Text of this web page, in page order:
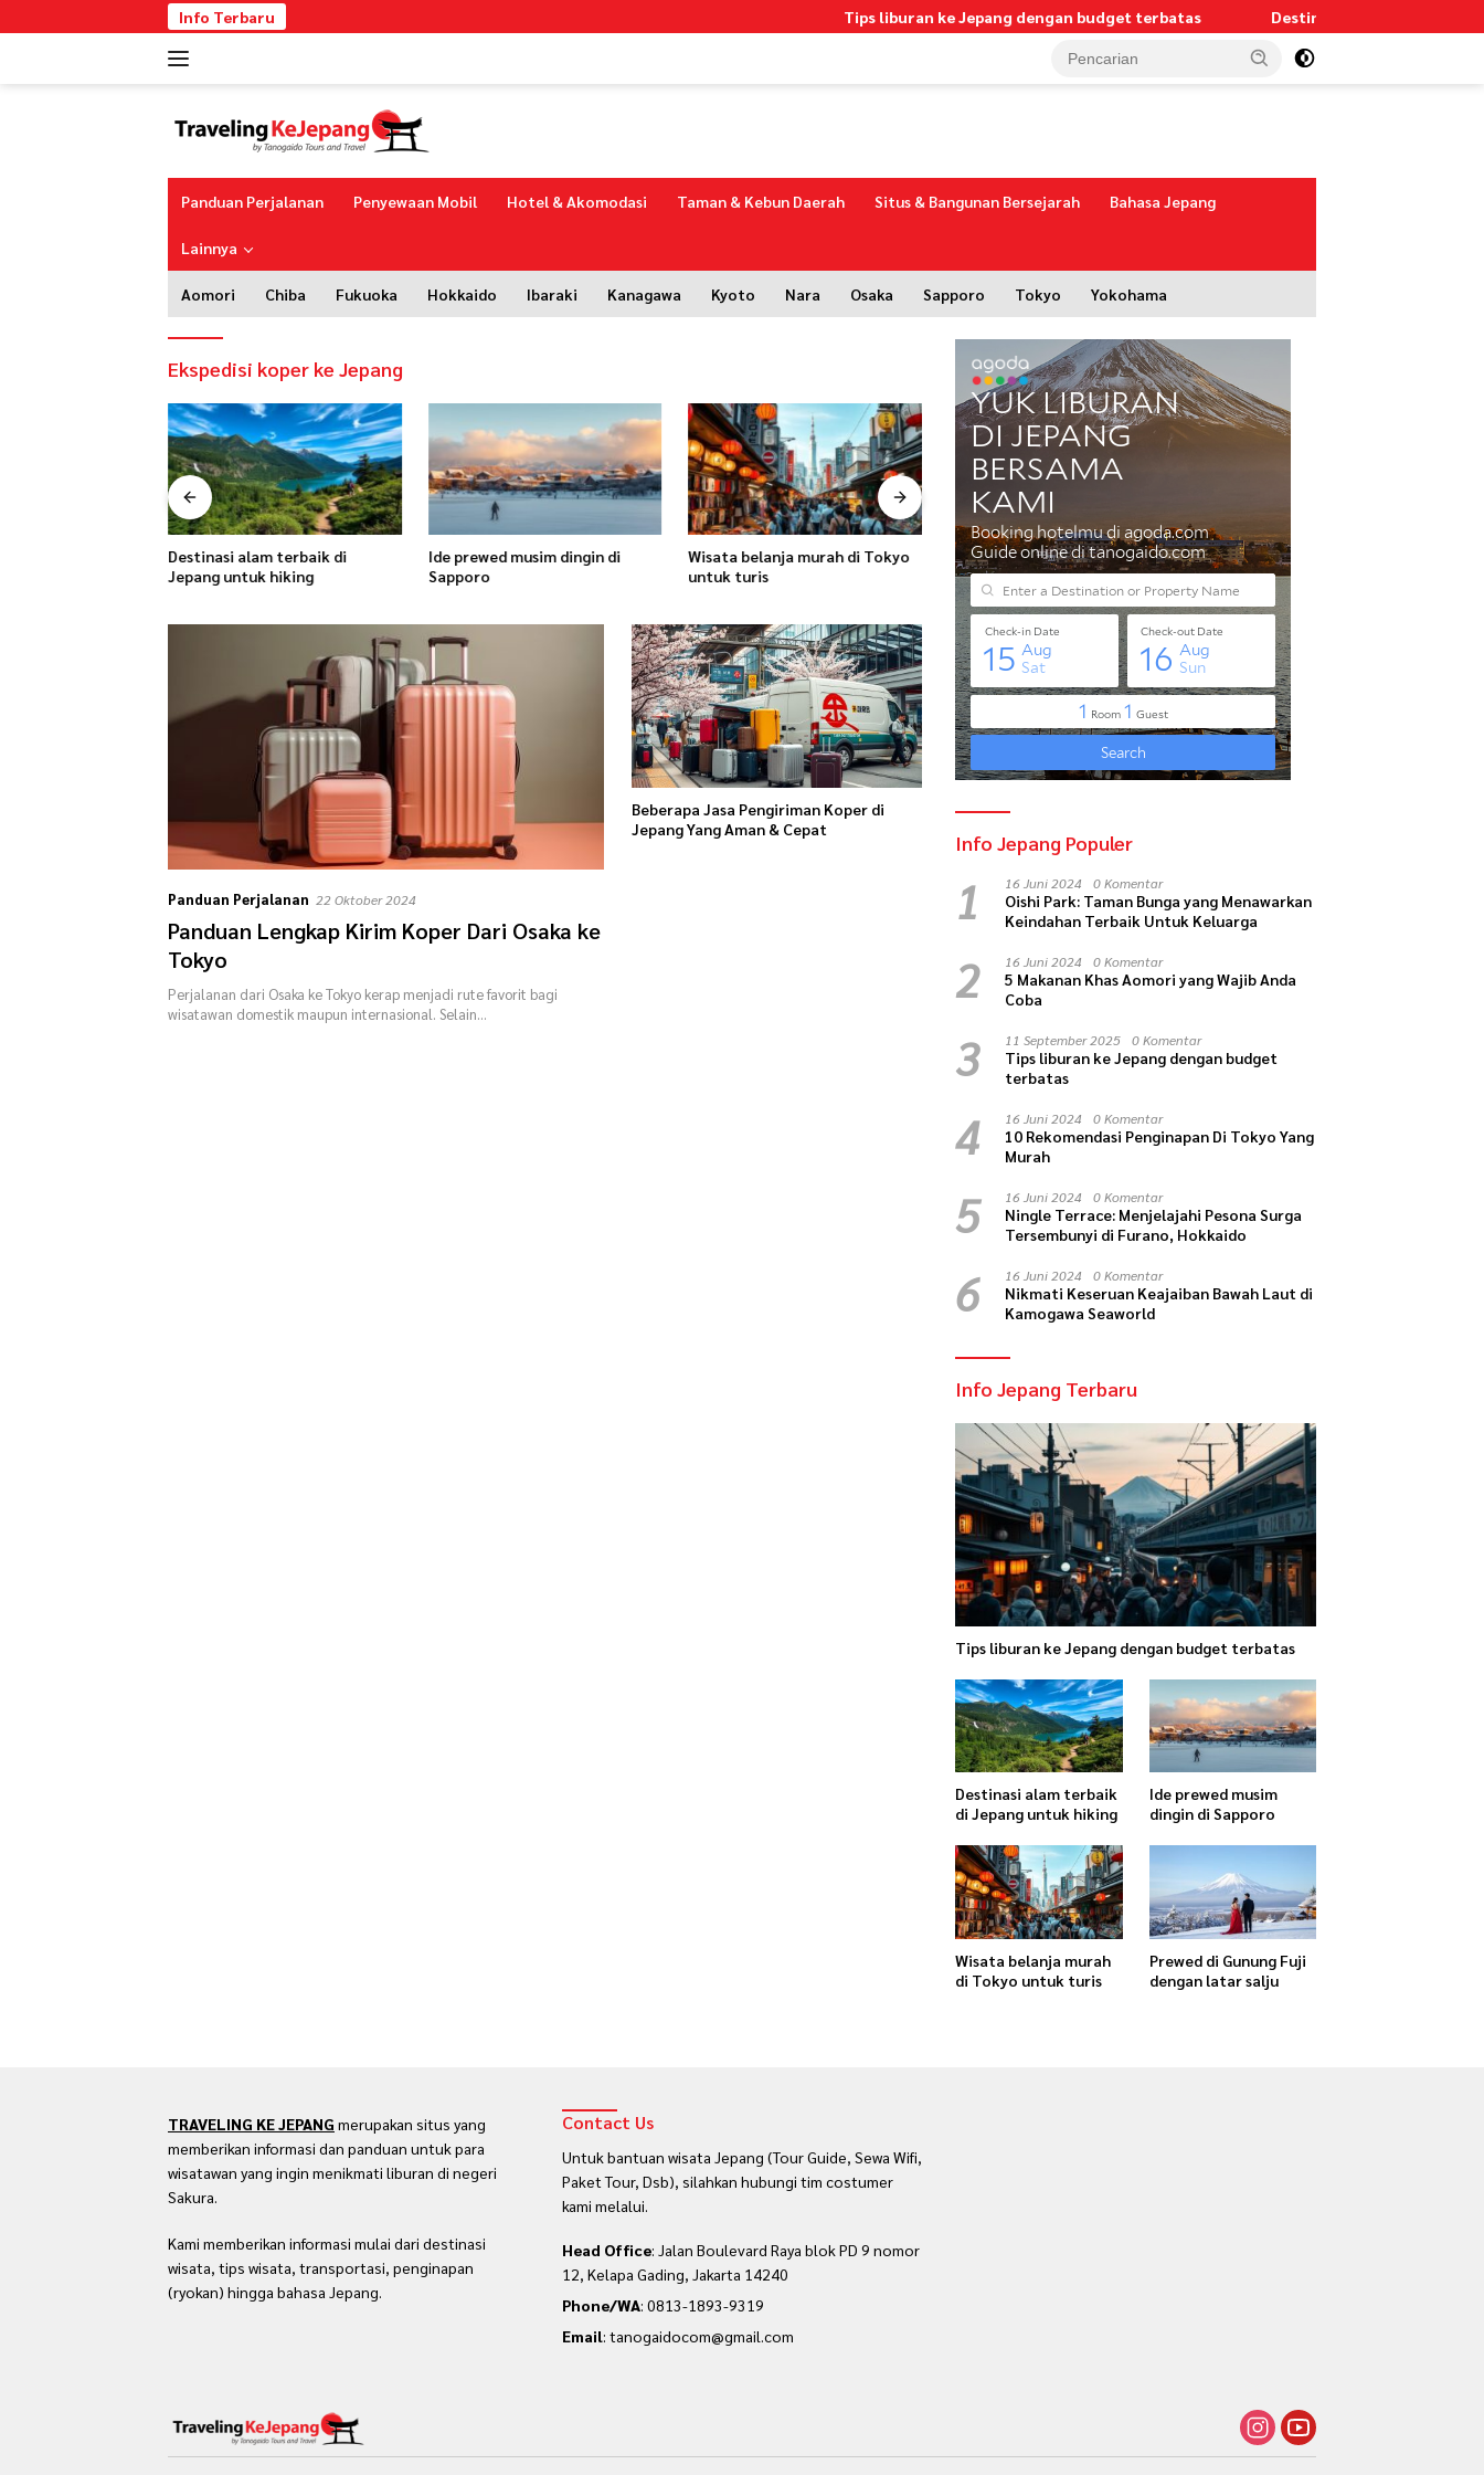
ke
Info Terbaru Tips liburan ke Jepang dengan budget terbatas Destinasi alam terbaik di Jepang
Panduan Perjalanan Penyewaan Mobil Hotel & Akomodasi Taman & Kebun Daerah Situs & Bangunan Bersejarah Bahasa Jepang
Lainnya
Aomori Chiba Fukuoka Hokkaido Ibaraki Kanagawa Kyoto Nara Osaka Sapporo Tokyo Yokohama
Ekspedisi koper ke Jepang
Destinasi alam terbaik di
Jepang untuk hiking
Ide prewed musim dingin di
Sapporo
Wisata belanja murah di Tokyo
untuk turis
Prewed di Gunung Fuji dengan
latar salju
Tips mengemudi di jalan
pedesaan Jepang
Panduan Perjalanan 22 Oktober 2024
Panduan Lengkap Kirim Koper Dari Osaka ke
Tokyo
Perjalanan dari Osaka ke Tokyo kerap menjadi rute favorit bagi
wisatawan domestik maupun internasional. Selain…
Beberapa Jasa Pengiriman Koper di
Jepang Yang Aman & Cepat
Info Jepang Populer
1 16 Juni 2024 0 Komentar
Oishi Park: Taman Bunga yang Menawarkan
Keindahan Terbaik Untuk Keluarga
2 16 Juni 2024 0 Komentar
5 Makanan Khas Aomori yang Wajib Anda
Coba
3 11 September 2025 0 Komentar
Tips liburan ke Jepang dengan budget
terbatas
4 16 Juni 2024 0 Komentar
10 Rekomendasi Penginapan Di Tokyo Yang
Murah
5 16 Juni 2024 0 Komentar
Ningle Terrace: Menjelajahi Pesona Surga
Tersembunyi di Furano, Hokkaido
6 16 Juni 2024 0 Komentar
Nikmati Keseruan Keajaiban Bawah Laut di
Kamogawa Seaworld
Info Jepang Terbaru
Tips liburan ke Jepang dengan budget terbatas
Destinasi alam terbaik
di Jepang untuk hiking
Ide prewed musim
dingin di Sapporo
Wisata belanja murah
di Tokyo untuk turis
Prewed di Gunung Fuji
dengan latar salju
TRAVELING KE JEPANG merupakan situs yang
memberikan informasi dan panduan untuk para
wisatawan yang ingin menikmati liburan di negeri
Sakura.
Kami memberikan informasi mulai dari destinasi
wisata, tips wisata, transportasi, penginapan
(ryokan) hingga bahasa Jepang.
Contact Us
Untuk bantuan wisata Jepang (Tour Guide, Sewa Wifi,
Paket Tour, Dsb), silahkan hubungi tim costumer
kami melalui.
Head Office: Jalan Boulevard Raya blok PD 9 nomor
12, Kelapa Gading, Jakarta 14240
Phone/WA: 0813-1893-9319
Email: tanogaidocom@gmail.com